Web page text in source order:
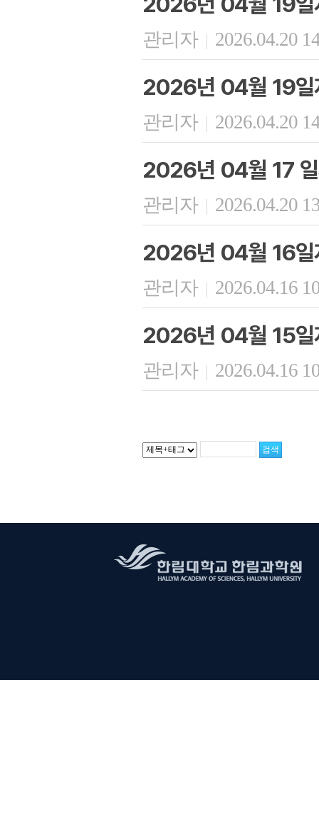
관리자 | 2026.04.20
2026년 04월 19일
관리자 | 2026.04.20
2026년 04월 17 일
관리자 | 2026.04.20
2026년 04월 16일
관리자 | 2026.04.16
2026년 04월 15일
관리자 | 2026.04.16